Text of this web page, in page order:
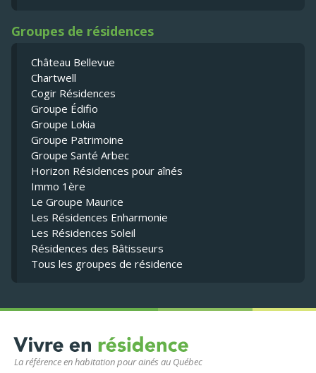
La référence en habitation pour ainés au Québec
Groupes de résidences
Château Bellevue
Chartwell
Cogir Résidences
Groupe Édifio
Groupe Lokia
Groupe Patrimoine
Groupe Santé Arbec
Horizon Résidences pour aînés
Immo 1ère
Le Groupe Maurice
Les Résidences Enharmonie
Les Résidences Soleil
Résidences des Bâtisseurs
Tous les groupes de résidence